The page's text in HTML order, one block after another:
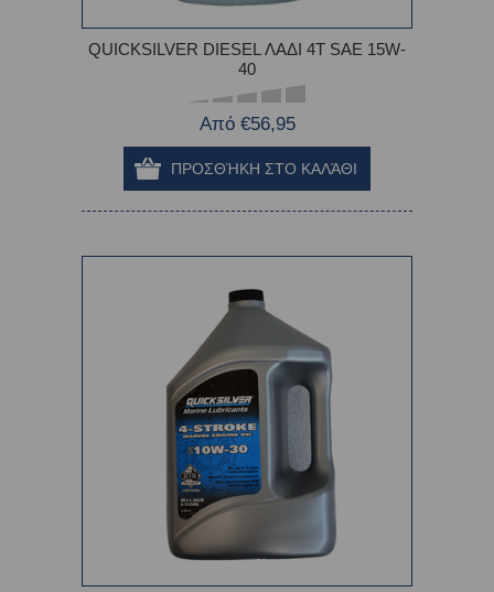
QUICKSILVER DIESEL ΛΑΔΙ 4Τ SAE 15W-
40
Από €56,95